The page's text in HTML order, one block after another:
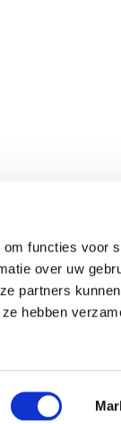
functies voor
over uw
partners
hebben
VOEDERSCHEMA
VIDEOS